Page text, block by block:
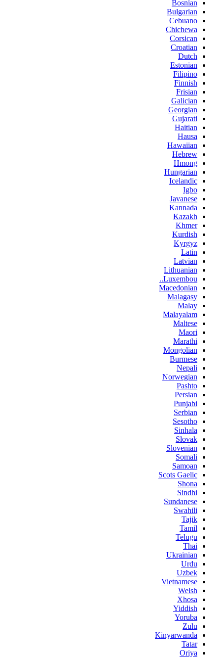
Bosnian
Bulgarian
Cebuano
Chichewa
Corsican
Croatian
Dutch
Estonian
Filipino
Finnish
Frisian
Galician
Georgian
Gujarati
Haitian
Hausa
Hawaiian
Hebrew
Hmong
Hungarian
Icelandic
Igbo
Javanese
Kannada
Kazakh
Khmer
Kurdish
Kyrgyz
Latin
Latvian
Lithuanian
Luxembou..
Macedonian
Malagasy
Malay
Malayalam
Maltese
Maori
Marathi
Mongolian
Burmese
Nepali
Norwegian
Pashto
Persian
Punjabi
Serbian
Sesotho
Sinhala
Slovak
Slovenian
Somali
Samoan
Scots Gaelic
Shona
Sindhi
Sundanese
Swahili
Tajik
Tamil
Telugu
Thai
Ukrainian
Urdu
Uzbek
Vietnamese
Welsh
Xhosa
Yiddish
Yoruba
Zulu
Kinyarwanda
Tatar
Oriya